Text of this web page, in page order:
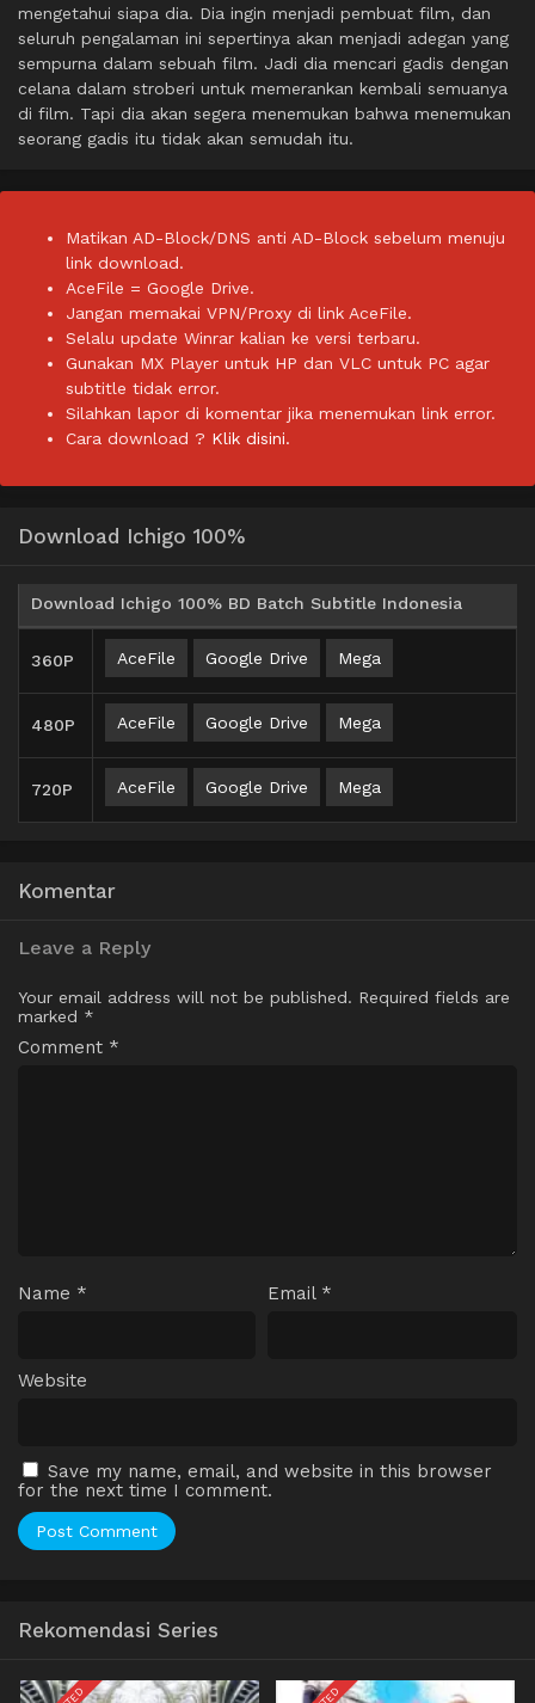
mengetahui siapa dia. Dia ingin menjadi pembuat film, dan
seluruh pengalaman ini sepertinya akan menjadi adegan yang
sempurna dalam sebuah film. Jadi dia mencari gadis dengan
celana dalam stroberi untuk memerankan kembali semuanya
di film. Tapi dia akan segera menemukan bahwa menemukan
seorang gadis itu tidak akan semudah itu.
Matikan AD-Block/DNS anti AD-Block sebelum menuju
link download.
AceFile = Google Drive.
Jangan memakai VPN/Proxy di link AceFile.
Selalu update Winrar kalian ke versi terbaru.
Gunakan MX Player untuk HP dan VLC untuk PC agar
subtitle tidak error.
Silahkan lapor di komentar jika menemukan link error.
Cara download ? Klik disini.
Download Ichigo 100%
Download Ichigo 100% BD Batch Subtitle Indonesia
360P AceFile Google Drive Mega
480P AceFile Google Drive Mega
720P AceFile Google Drive Mega
Komentar
Leave a Reply
Your email address will not be published. Required fields are
marked *
Comment *
Name * Email *
Website
Save my name, email, and website in this browser
for the next time I comment.
Rekomendasi Series